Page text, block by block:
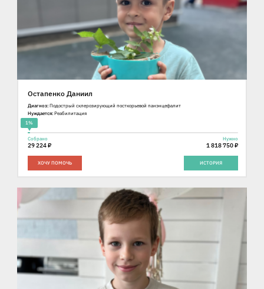
Остапенко Даниил
Диагноз: Подострый склерозирующий посткорьевой панэнцефалит
Нуждается: Реабилитация
1%
Собрано
29 224 ₽
Нужно
1 818 750 ₽
ХОЧУ ПОМОЧЬ ИСТОРИЯ